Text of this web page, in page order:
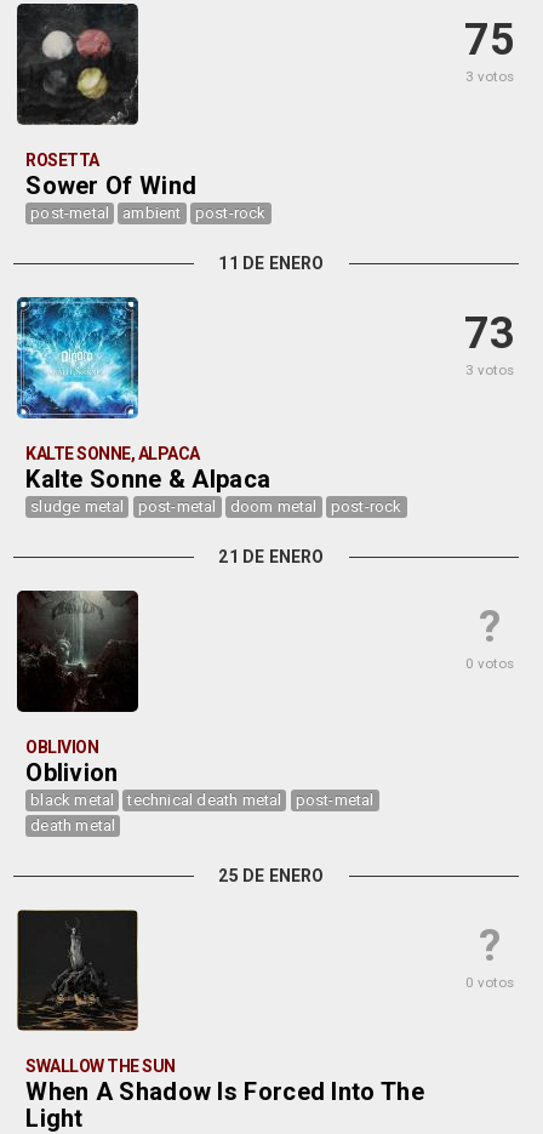
75
3 votos
ROSETTA
Sower Of Wind
post-metal ambient post-rock
11 DE ENERO
73
3 votos
KALTE SONNE, ALPACA
Kalte Sonne & Alpaca
sludge metal post-metal doom metal post-rock
21 DE ENERO
?
0 votos
OBLIVION
Oblivion
black metal technical death metal
post-metal
death metal
25 DE ENERO
?
0 votos
SWALLOW THE SUN
When A Shadow Is Forced Into The
Light